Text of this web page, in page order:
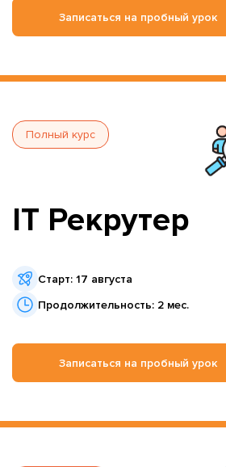
Записаться на пробный урок
Полный курс
IT Рекрутер
Старт: 17 августа
Продолжительность: 2 мес.
Записаться на пробный урок